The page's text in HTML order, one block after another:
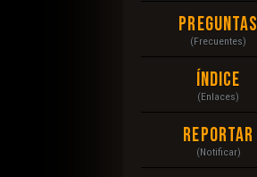
Preguntas
(Frecuentes)
Índice
(Enlaces)
Reportar
(Notificar)